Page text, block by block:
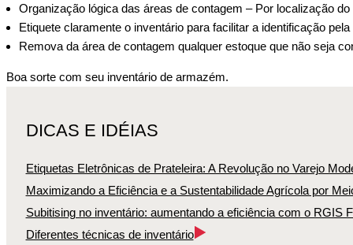
Organização lógica das áreas de contagem – Por localização
Etiquete claramente o inventário para facilitar a identificação
Remova da área de contagem qualquer estoque que não seja
Boa sorte com seu inventário de armazém.
DICAS E IDÉIAS
Etiquetas Eletrônicas de Prateleira: A Revolução no Varejo
Maximizando a Eficiência e a Sustentabilidade Agrícola por
Subitising no inventário: aumentando a eficiência com o RGIS
Diferentes técnicas de inventário